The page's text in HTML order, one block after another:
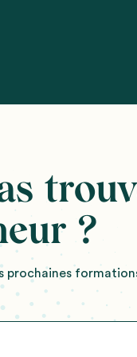
?
prochaines